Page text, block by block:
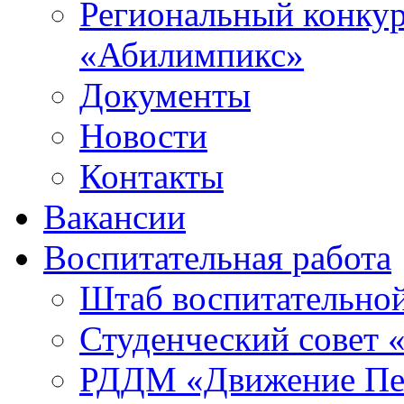
Региональный
«Абилимпикс»
Документы
Новости
Контакты
Вакансии
Воспитательная работа
Штаб
Студенческий совет
РДДМ «Движение